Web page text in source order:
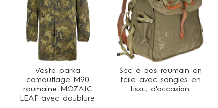
Veste parka
camouflage M90
roumaine MOZAIC
LEAF avec doublure
Sac à dos roumain en
toile avec sangles en
tissu, d'occasion.